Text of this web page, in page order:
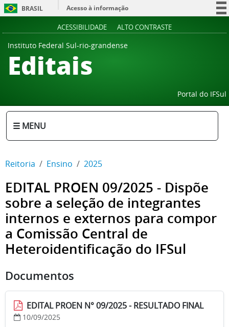
BRASIL
Acesso à informação
ACESSIBILIDADE ALTO CONTRASTE
Instituto Federal Sul-rio-grandense
Editais
Portal do IFSul
☰ MENU
Reitoria Ensino 2025
EDITAL PROEN 09/2025 - Dispõe
sobre a seleção de integrantes
internos e externos para compor
a Comissão Central de
Heteroidentificação do IFSul
Documentos
EDITAL PROEN N° 09/2025 - RESULTADO FINAL
10/09/2025